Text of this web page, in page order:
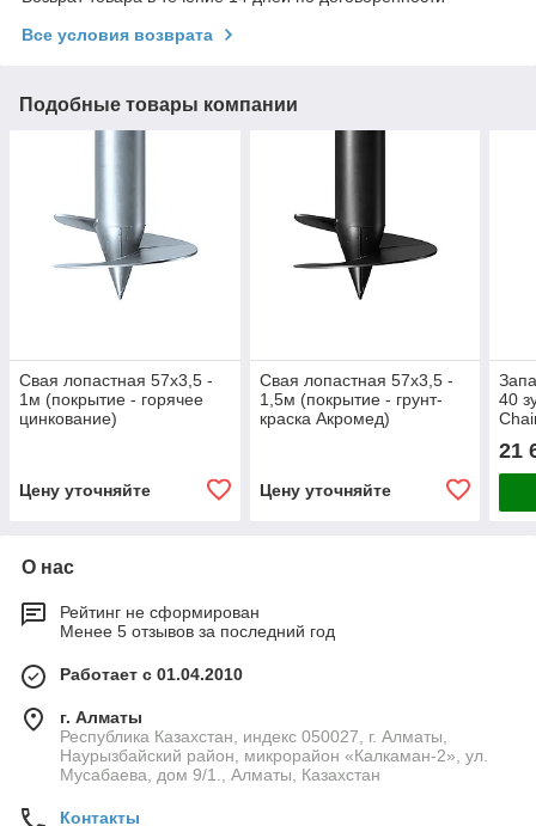
Все условия возврата
Подобные товары компании
Свая лопастная 57х3,5 -
1м (покрытие - горячее
цинкование)
Цену уточняйте
Свая лопастная 57х3,5 -
1,5м (покрытие - грунт-
краска Акромед)
Цену уточняйте
40
21
О нас
Рейтинг не сформирован
Менее 5 отзывов за последний год
Работает с 01.04.2010
г. Алматы
Республика Казахстан, индекс 050027, г. Алматы,
Наурызбайский район, микрорайон «Калкаман-2», ул.
Мусабаева, дом 9/1., Алматы, Казахстан
Контакты